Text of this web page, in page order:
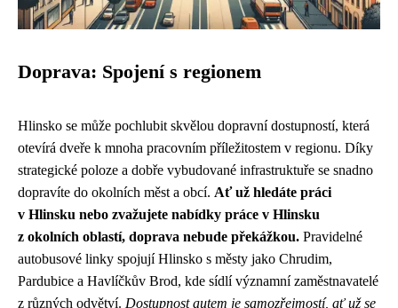
Doprava: Spojení s regionem
Hlinsko se může pochlubit skvělou dopravní dostupností, která
otevírá dveře k mnoha pracovním příležitostem v regionu. Díky
strategické poloze a dobře vybudované infrastruktuře se snadno
dopravíte do okolních měst a obcí. Ať už hledáte práci
v Hlinsku nebo zvažujete nabídky práce v Hlinsku
z okolních oblastí, doprava nebude překážkou. Pravidelné
autobusové linky spojují Hlinsko s městy jako Chrudim,
Pardubice a Havlíčkův Brod, kde sídlí významní zaměstnavatelé
z různých odvětví. Dostupnost autem je samozřejmostí, ať už se